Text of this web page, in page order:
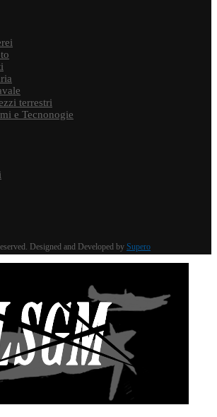
terrestri
e Tecnonogie
Designed and Developed by Supero